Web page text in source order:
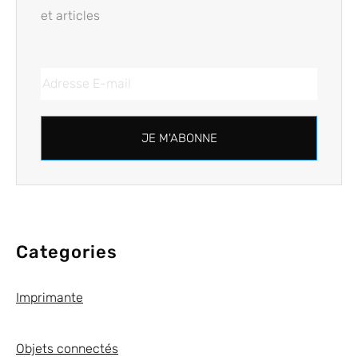
et articles
JE M'ABONNE
Categories
Imprimante
Objets connectés